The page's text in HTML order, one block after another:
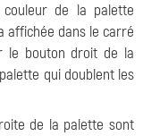
couleur de la palette
affichée dans le carré
le bouton droit de la
qui doublent les
de la palette sont